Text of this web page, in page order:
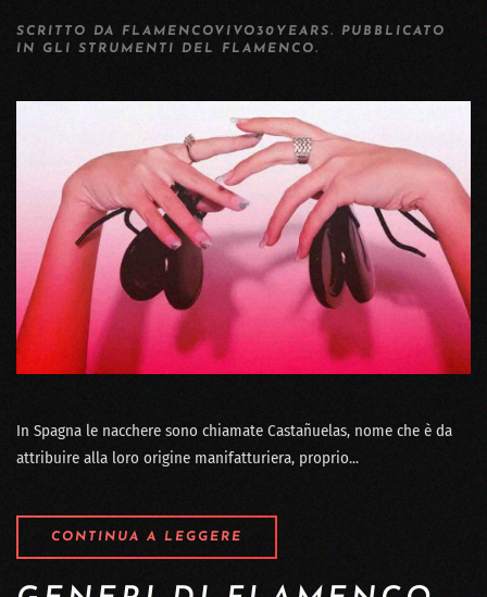
SCRITTO DA FLAMENCOVIVO30YEARS. PUBBLICATO
IN GLI STRUMENTI DEL FLAMENCO.
In Spagna le nacchere sono chiamate Castañuelas, nome che è da
attribuire alla loro origine manifatturiera, proprio...
CONTINUA A LEGGERE